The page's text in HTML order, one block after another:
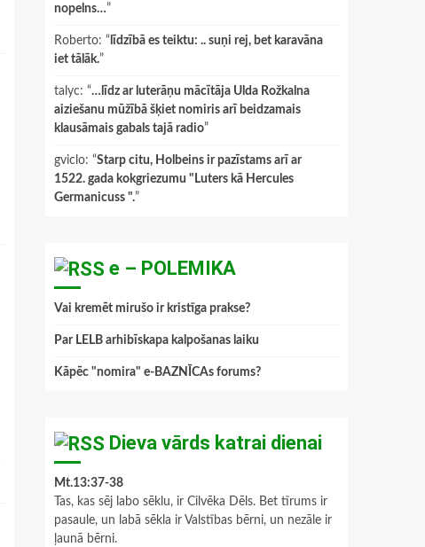
nopelns…”
Roberto: “ līdzībā es teiktu: .. suņi rej, bet karavāna
iet tālāk.”
talyc: “…līdz ar luterāņu mācītāja Ulda Rožkalna
aiziešanu mūžībā šķiet nomiris arī beidzamais
klausāmais gabals tajā radio”
gviclo: “Starp citu, Holbeins ir pazīstams arī ar
1522. gada kokgriezumu "Luters kā Hercules
Germanicuss ".”
e – POLEMIKA
Vai kremēt mirušo ir kristīga prakse?
Par LELB arhibīskapa kalpošanas laiku
Kāpēc "nomira" e-BAZNĪCAs forums?
Dieva vārds katrai dienai
Mt.13:37-38
Tas, kas sēj labo sēklu, ir Cilvēka Dēls. Bet tīrums ir
pasaule, un labā sēkla ir Valstības bērni, un nezāle ir
ļaunā bērni.